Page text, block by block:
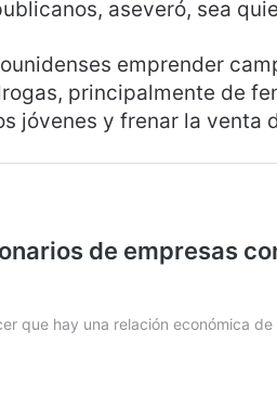
aseveró, sea
emprender
principalmente de
jóvenes y frenar la venta